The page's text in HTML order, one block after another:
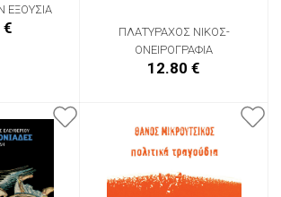
ΕΞΟΥΣΙΑ
€
ΠΛΑΤΥΡΑΧΟΣ ΝΙΚΟΣ-
ΟΝΕΙΡΟΓΡΑΦΙΑ
12.80 €